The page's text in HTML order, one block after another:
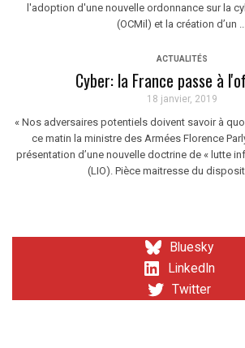
l'adoption d'une nouvelle ordonnance sur la
(OCMil) et la création d’un ...
ACTUALITÉS
Cyber: la France passe à
18 janvier, 2019
« Nos adversaires potentiels doivent savoir à
ce matin la ministre des Armées Florence
présentation d’une nouvelle doctrine de « lutte
(LIO). Pièce maitresse du
Bluesky
LinkedIn
Twitter